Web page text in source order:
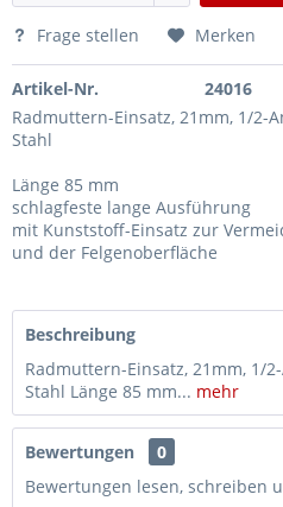
Frage stellen Merken
Artikel-Nr.
24016
Radmuttern-Einsatz, 21mm, 1/2-
Stahl
Länge 85 mm
schlagfeste lange Ausführung
mit Kunststoff-Einsatz zur
und der Felgenoberfläche
Beschreibung
Radmuttern-Einsatz, 21mm, 1/
Stahl Länge 85 mm... mehr
Bewertungen
0
Bewertungen lesen, schreiben